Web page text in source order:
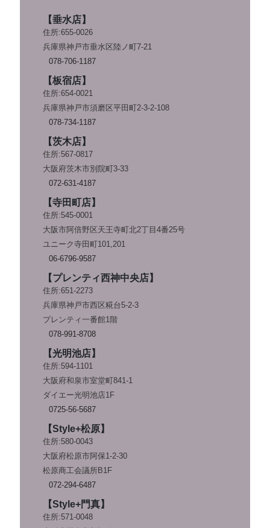
【垂水店】
住所:655-0026
兵庫県神戸市垂水区陸ノ町7-21
078-706-1187
【板宿店】
住所:654-0021
兵庫県神戸市須磨区平田町2-3-2-108
078-734-1187
【茨木店】
住所:567-0817
大阪府茨木市別院町3-33
072-631-4187
【寺田町店】
住所:545-0001
大阪市阿倍野区天王寺町北2丁目4番25号
ユニーク寺田町101,201
06-6796-9587
【プレンティ西神中央店】
住所:651-2273
兵庫県神戸市西区糀台5-2-3
プレンティ一番館1階
078-991-8708
【光明池店】
住所:594-1101
大阪府和泉市室堂町841-1
ダイエー光明池店1F
0725-56-5687
【Style+松原】
住所:580-0043
大阪府松原市阿保1-2-30
松原商工会議所B1F
072-294-6487
【Style+門真】
住所:571-0048